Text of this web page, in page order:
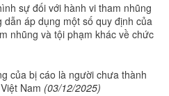
sự đối với hành vi tham nhũng
áp dụng một số quy định của
nhũng và tội phạm khác về chức
của bị cáo là người chưa thành
Nam (03/12/2025)